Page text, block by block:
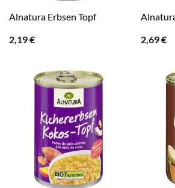
Alnatura Erbsen Topf
2,19€
2,69€